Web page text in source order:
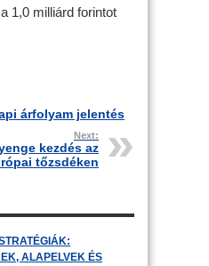
1,0 milliárd forintot
árfolyam jelentés
Next:
kezdés az
tőzsdéken
ALAPELVEK ÉS